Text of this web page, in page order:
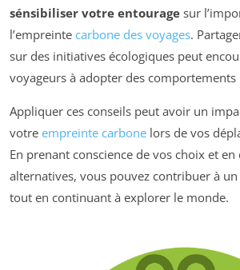
sénsibiliser votre entourage sur
l’empreinte carbone des voyages.
sur des initiatives écologiques peut
voyageurs à adopter des comportements
Appliquer ces conseils peut avoir un
votre empreinte carbone lors de vos
En prenant conscience de vos choix et en
alternatives, vous pouvez contribuer à
tout en continuant à explorer le monde.